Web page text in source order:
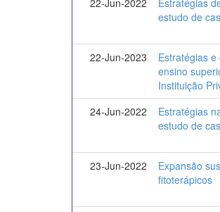
22-Jun-2022
Estratégias
estudo de
22-Jun-2023
Estratégias
ensino
Instituição
24-Jun-2022
Estratégias
estudo de
23-Jun-2022
Expansão
fitoterápicos